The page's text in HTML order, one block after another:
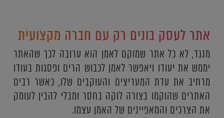
אתר לעסק בונים רק עם חברה מקצועית
מנגד, לא כל אתר שמוקם לאמן הוא ערובה לכך שהאתר
יממש את יעודו ויאפשר לאמן לכבוש הרים ופסגות בעודו
מרחיב את עדת המעריצים והעוקבים שלו, כאשר רבים
האתרים שהוקמו בצורה לוקה בחסר ומבלי להבין לעומק
את הצרכים והמאפיינים של האמן עצמו.